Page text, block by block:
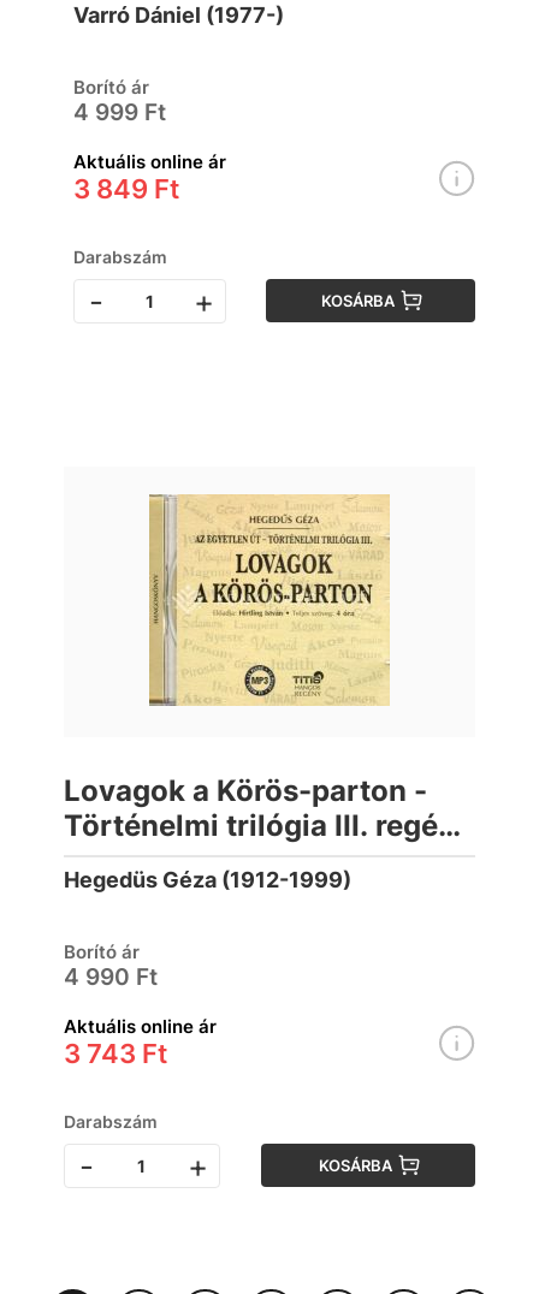
Varró Dániel (1977-)
Borító ár
4 999 Ft
Aktuális online ár
3 849 Ft
Darabszám
- + KOSÁRBA
Lovagok a Körös-parton -
Történelmi trilógia III. regény
(hangoskönyv)
Hegedüs Géza (1912-1999)
Borító ár
4 990 Ft
Aktuális online ár
3 743 Ft
Darabszám
- + KOSÁRBA